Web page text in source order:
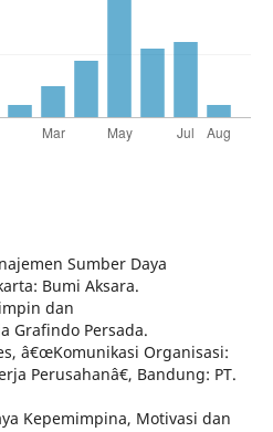
Sumber Daya
Bumi Aksara.
dan
Grafindo Persada.
â€œKomunikasi Organisasi:
Perusahanâ€, Bandung: PT.
Kepemimpina, Motivasi dan